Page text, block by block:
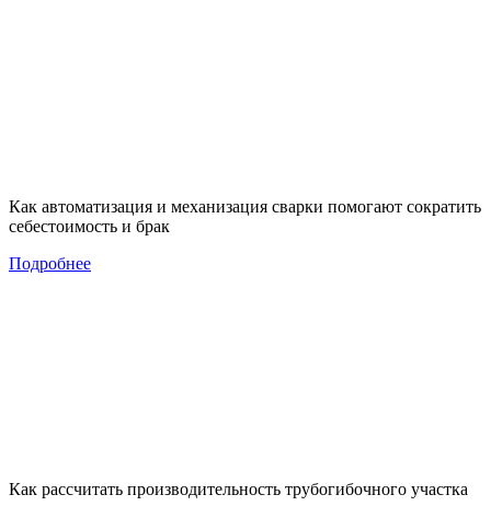
Как автоматизация и механизация сварки помогают сократить
себестоимость и брак
Подробнее
Как рассчитать производительность трубогибочного участка